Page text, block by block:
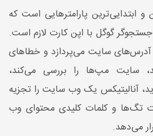
ابتدایی‌ترین پارا‌متر‌هایی است که
گوگل با اپن کارت لازم است.
آدرس‌های سایت می‌پردازد و خطاهای
سایت مپ‌ها را بررسی می‌کند،
آنالیتیکس یک وب سایت را تجزیه
تگ‌ها و کلمات کلیدی محتوای وب
می‌دهد.